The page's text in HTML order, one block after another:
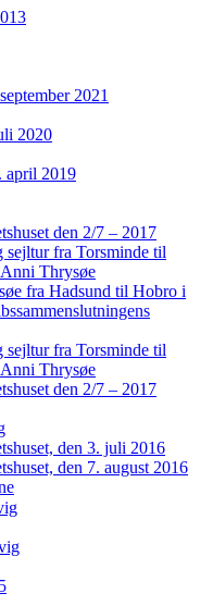
2021
2020
april 2019
den 2/7 – 2017
sejltur fra Torsminde til
Thrysøe
fra Hadsund til Hobro i
sejltur fra Torsminde til
Thrysøe
den 2/7 – 2017
den 3. juli 2016
den 7. august 2016